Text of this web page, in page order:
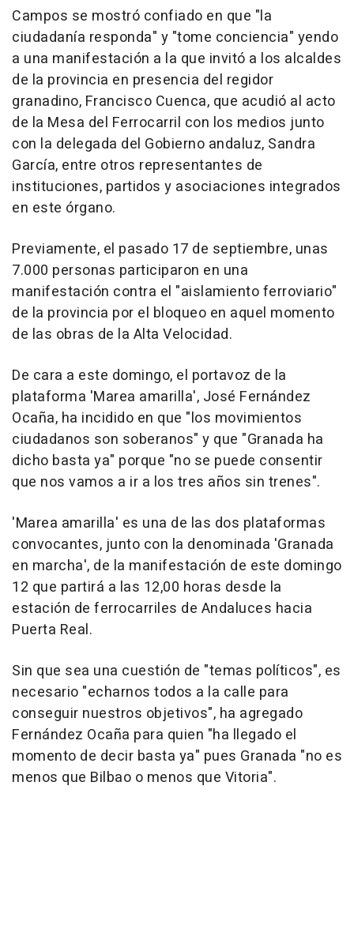
Campos se mostró confiado en que "la
ciudadanía responda" y "tome conciencia" yendo
a una manifestación a la que invitó a los alcaldes
de la provincia en presencia del regidor
granadino, Francisco Cuenca, que acudió al acto
de la Mesa del Ferrocarril con los medios junto
con la delegada del Gobierno andaluz, Sandra
García, entre otros representantes de
instituciones, partidos y asociaciones integrados
en este órgano.
Previamente, el pasado 17 de septiembre, unas
7.000 personas participaron en una
manifestación contra el "aislamiento ferroviario"
de la provincia por el bloqueo en aquel momento
de las obras de la Alta Velocidad.
De cara a este domingo, el portavoz de la
plataforma 'Marea amarilla', José Fernández
Ocaña, ha incidido en que "los movimientos
ciudadanos son soberanos" y que "Granada ha
dicho basta ya" porque "no se puede consentir
que nos vamos a ir a los tres años sin trenes".
'Marea amarilla' es una de las dos plataformas
convocantes, junto con la denominada 'Granada
en marcha', de la manifestación de este domingo
12 que partirá a las 12,00 horas desde la
estación de ferrocarriles de Andaluces hacia
Puerta Real.
Sin que sea una cuestión de "temas políticos", es
necesario "echarnos todos a la calle para
conseguir nuestros objetivos", ha agregado
Fernández Ocaña para quien "ha llegado el
momento de decir basta ya" pues Granada "no es
menos que Bilbao o menos que Vitoria".